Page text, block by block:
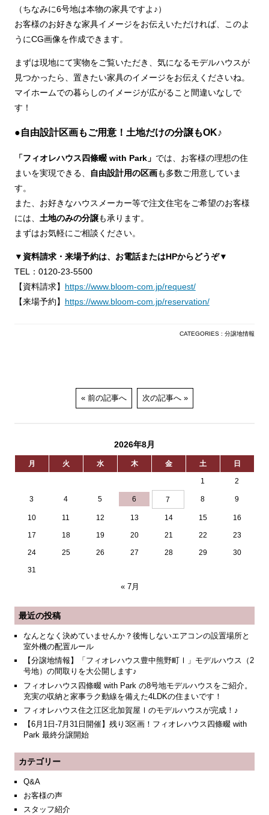
（ちなみに6号地は本物の家具ですよ♪）
お客様のお好きな家具イメージをお伝えいただければ、このよ
うにCG画像を作成できます。
まずは現地にて実物をご覧いただき、気になるモデルハウスが
見つかったら、置きたい家具のイメージをお伝えくださいね。
マイホームでの暮らしのイメージが広がること間違いなしで
す！
●自由設計区画もご用意！土地だけの分譲もOK♪
「フィオレハウス四條畷 with Park」 では、お客様の理想の住
まいを実現できる、
自由設計用の区画も多数ご用意していま
す。
また、お好きなハウスメーカー等で注文住宅をご希望のお客様
には、 土地のみの分譲も承ります。
まずはお気軽にご相談ください。
▼資料請求・来場予約は、お電話またはHPからどうぞ▼
TEL：0120-23-5500
【資料請求】 https://www.bloom-com.jp/request/
【来場予約】 https://www.bloom-com.jp/reservation/
CATEGORIES :分譲地情報
前の記事へ 次の記事へ
2026年8月
月 火 水 木 金 土 日
1 2
3 4 5 6 7 8 9
10 11 12 13 14 15 16
17 18 19 20 21 22 23
24 25 26 27 28 29 30
31
« 7月
最近の投稿
なんとなく決めていませんか？後悔しないエアコンの設置場所と
室外機の配置ルール
【分譲地情報】「フィオレハウス豊中熊野町Ⅰ」モデルハウス（2
号地）の間取りを大公開します♪
フィオレハウス四條畷 with Park の8号地モデルハウスをご紹介。
充実の収納と家事ラク動線を備えた4LDKの住まいです！
フィオレハウス住之江区北加賀屋Ⅰのモデルハウスが完成！♪
【6月1日-7月31日開催】残り3区画！フィオレハウス四條畷 with
Park 最終分譲開始
カテゴリー
Q&A
お客様の声
スタッフ紹介